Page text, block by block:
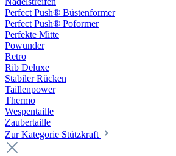
Perfect Push® Büstenformer
Perfect Push® Poformer
Perfekte Mitte
Powunder
Retro
Rib Deluxe
Stabiler Rücken
Taillenpower
Thermo
Wespentaille
Zaubertaille
Zur Kategorie Stützkraft